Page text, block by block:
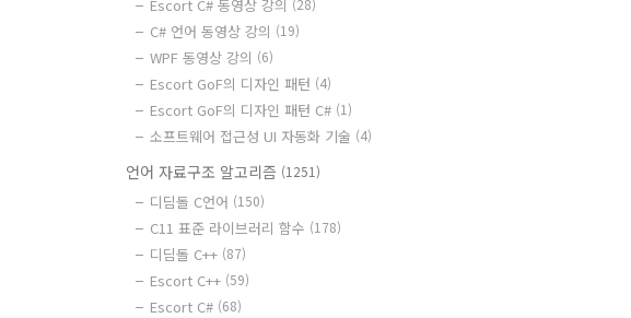
Escort C# 동영상 강의 (28)
C# 언어 동영상 강의 (19)
WPF 동영상 강의 (6)
Escort GoF의 디자인 패턴 (4)
Escort GoF의 디자인 패턴 C# (1)
소프트웨어 접근성 UI 자동화 기술 (4)
언어 자료구조 알고리즘 (1251)
디딤돌 C언어 (150)
C11 표준 라이브러리 함수 (178)
디딤돌 C++ (87)
Escort C++ (59)
Escort C# (68)